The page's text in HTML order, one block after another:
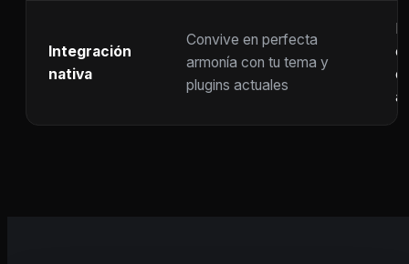
Integración
nativa
Convive en perfecta
armonía con tu tema y
plugins actuales